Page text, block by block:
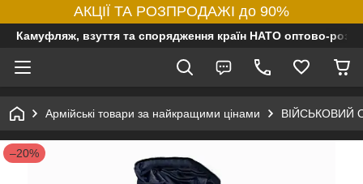
АКЦІЇ ТА РОЗПРОДАЖІ до 90%
Камуфляж, взуття та спорядження країн НАТО оптово-
Армійські товари за найкращими цінами ВІЙСЬКОВИЙ
–20%